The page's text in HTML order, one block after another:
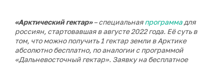
«Арктический гектар»– специальнаяпрограммадля
россиян, стартовавшая в августе 2022 года. Её суть в
том, что можно получить 1 гектар земли в Арктике
абсолютно бесплатно, по аналогии с программой
«Дальневосточный гектар». Заявку на бесплатное